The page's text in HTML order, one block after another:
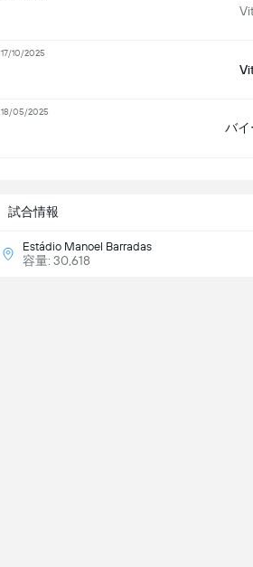
試合情報
Estádio Manoel Barradas
容量: 30,618
17/10/2025
バイ
18/05/2025